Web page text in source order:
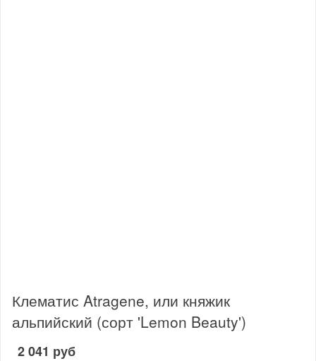
Клематис Atragene, или княжик
альпийский (сорт 'Lemon Beauty')
2 041 руб